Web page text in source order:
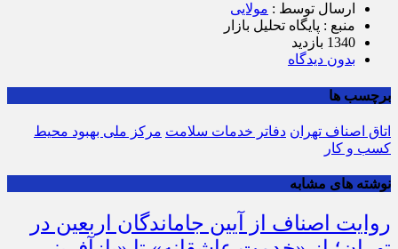
ارسال توسط : مولایی
منبع : پایگاه تحلیل بازار
1340 بازدید
بدون دیدگاه
برچسب ها
اتاق اصناف تهران دفاتر خدمات سلامت مرکز ملی بهبود محیط
کسب و کار
نوشته های مشابه
روایت اصناف از آیین جاماندگان اربعین در